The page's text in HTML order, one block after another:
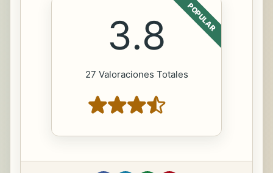
POPULAR
3.8
27 Valoraciones Totales